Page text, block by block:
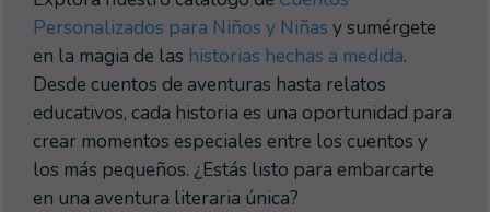
Personalizados para Niños y Niñas y sumérgete
en la magia de las historias hechas a medida.
Desde cuentos de aventuras hasta relatos
educativos, cada historia es una oportunidad para
crear momentos especiales entre los cuentos y
los más pequeños. ¿Estás listo para embarcarte
en una aventura literaria única?